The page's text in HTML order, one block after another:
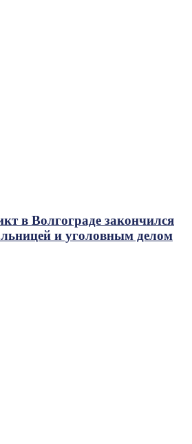
в Волгограде закончился
и уголовным делом